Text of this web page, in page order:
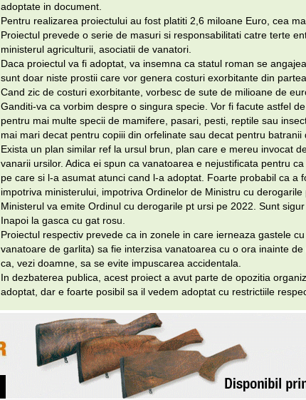
adoptate in document.
Pentru realizarea proiectului au fost platiti 2,6 miloane Euro, cea
Proiectul prevede o serie de masuri si responsabilitati catre terte
ministerul agriculturii, asociatii de vanatori.
Daca proiectul va fi adoptat, va insemna ca statul roman se
sunt doar niste prostii care vor genera costuri exorbitante din
Cand zic de costuri exorbitante, vorbesc de sute de milioane de
Ganditi-va ca vorbim despre o singura specie. Vor fi facute astfel
pentru mai multe specii de mamifere, pasari, pesti, reptile sau
mai mari decat pentru copiii din orfelinate sau decat pentru batranii
Exista un plan similar ref la ursul brun, plan care e mereu invocat
vanarii ursilor. Adica ei spun ca vanatoarea e nejustificata pentru
pe care si l-a asumat atunci cand l-a adoptat. Foarte probabil ca a
impotriva ministerului, impotriva Ordinelor de Ministru cu
Ministerul va emite Ordinul cu derogarile pt ursi pe 2022. Sunt
Inapoi la gasca cu gat rosu.
Proiectul respectiv prevede ca in zonele in care ierneaza gastele
vanatoare de garlita) sa fie interzisa vanatoarea cu o ora inainte
ca, vezi doamne, sa se evite impuscarea accidentala.
In dezbaterea publica, acest proiect a avut parte de opozitia
adoptat, dar e foarte posibil sa il vedem adoptat cu restrictiile